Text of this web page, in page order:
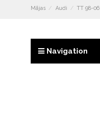
Mājas Audi TT 98-06
Navigation